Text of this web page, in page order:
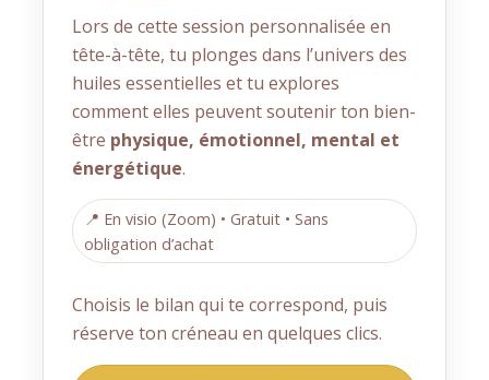
Lors de cette session personnalisée en
tête-à-tête, tu plonges dans l’univers des
huiles essentielles et tu explores
comment elles peuvent soutenir ton bien-
être physique, émotionnel, mental et
énergétique.
📍 En visio (Zoom) • Gratuit • Sans
obligation d’achat
Choisis le bilan qui te correspond, puis
réserve ton créneau en quelques clics.